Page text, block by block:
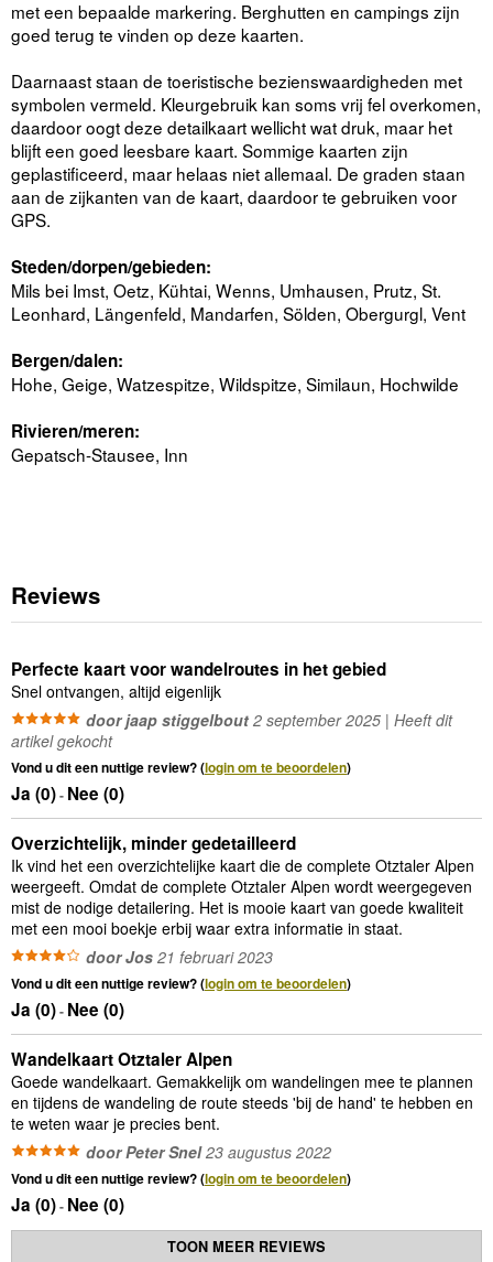
met een bepaalde markering. Berghutten en campings zijn
goed terug te vinden op deze kaarten.
Daarnaast staan de toeristische bezienswaardigheden met
symbolen vermeld. Kleurgebruik kan soms vrij fel overkomen,
daardoor oogt deze detailkaart wellicht wat druk, maar het
blijft een goed leesbare kaart. Sommige kaarten zijn
geplastificeerd, maar helaas niet allemaal. De graden staan
aan de zijkanten van de kaart, daardoor te gebruiken voor
GPS.
Steden/dorpen/gebieden:
Mils bei Imst, Oetz, Kühtai, Wenns, Umhausen, Prutz, St.
Leonhard, Längenfeld, Mandarfen, Sölden, Obergurgl, Vent
Bergen/dalen:
Hohe, Geige, Watzespitze, Wildspitze, Similaun, Hochwilde
Rivieren/meren:
Gepatsch-Stausee, Inn
Reviews
Perfecte kaart voor wandelroutes in het gebied
Snel ontvangen, altijd eigenlijk
door jaap stiggelbout 2 september 2025 | Heeft dit
artikel gekocht
Vond u dit een nuttige review? (login om te beoordelen)
Ja (0)- Nee (0)
Overzichtelijk, minder gedetailleerd
Ik vind het een overzichtelijke kaart die de complete Otztaler Alpen
weergeeft. Omdat de complete Otztaler Alpen wordt weergegeven
mist de nodige detailering. Het is mooie kaart van goede kwaliteit
met een mooi boekje erbij waar extra informatie in staat.
door Jos 21 februari 2023
Vond u dit een nuttige review? (login om te beoordelen)
Ja (0)- Nee (0)
Wandelkaart Otztaler Alpen
Goede wandelkaart. Gemakkelijk om wandelingen mee te plannen
en tijdens de wandeling de route steeds 'bij de hand' te hebben en
te weten waar je precies bent.
door Peter Snel23 augustus 2022
Vond u dit een nuttige review? (login om te beoordelen)
Ja (0)- Nee (0)
TOON MEER REVIEWS